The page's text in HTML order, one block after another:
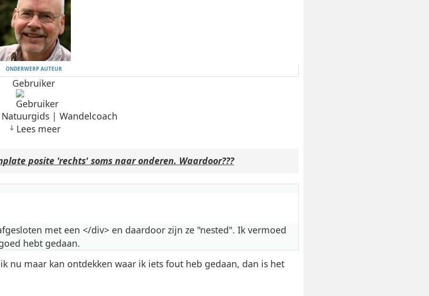
ONDERWERP AUTEUR
Gebruiker
| Wandelcoach
Lees meer
posite 'rechts' soms naar onderen. Waardoor???
met een </div> en daardoor zijn ze "nested". Ik vermoed
hebt gedaan.
nu maar kan ontdekken waar ik iets fout heb gedaan, dan is het